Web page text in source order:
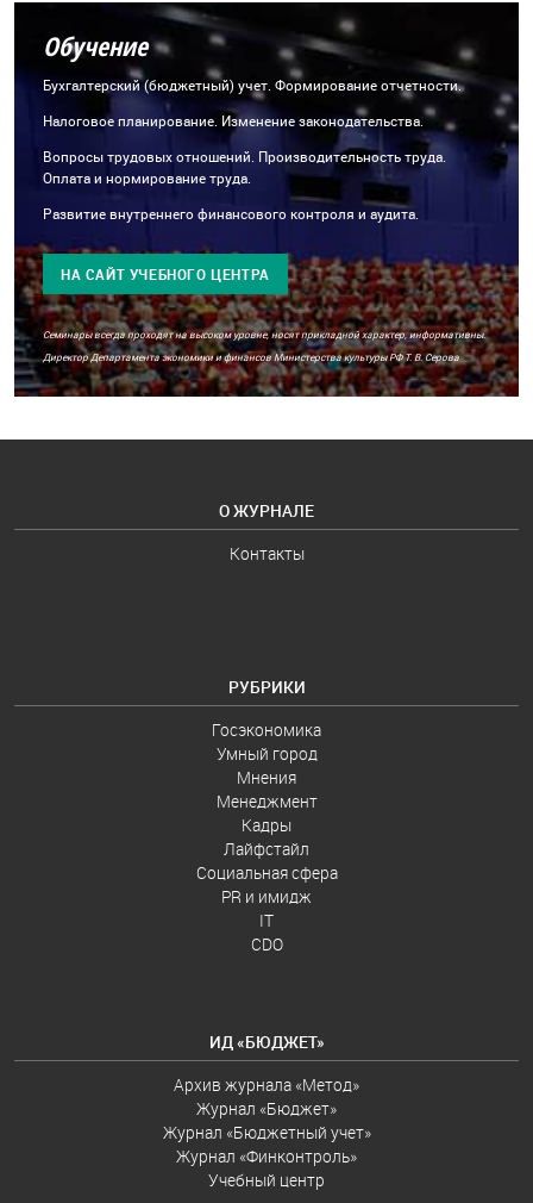
Обучение
Бухгалтерский (бюджетный) учет. Формирование отчетности.
Налоговое планирование. Изменение законодательства.
Вопросы трудовых отношений. Производительность труда.
Оплата и нормирование труда.
Развитие внутреннего финансового контроля и аудита.
НА САЙТ УЧЕБНОГО ЦЕНТРА
Семинары всегда проходят на высоком уровне, носят прикладной характер, информативны.
Директор Департамента экономики и финансов Министерства культуры РФ Т. В. Серова
О ЖУРНАЛЕ
Контакты
РУБРИКИ
Госэкономика
Умный город
Мнения
Менеджмент
Кадры
Лайфстайл
Социальная сфера
PR и имидж
IT
CDO
ИД «БЮДЖЕТ»
Архив журнала «Метод»
Журнал «Бюджет»
Журнал «Бюджетный учет»
Журнал «Финконтроль»
Учебный центр